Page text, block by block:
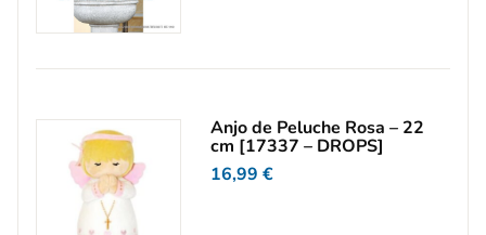
Anjo de Peluche Rosa – 22
cm [17337 – DROPS]
16,99 €